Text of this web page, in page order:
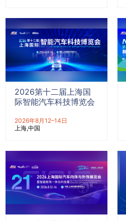
2026第十二届上海国
际智能汽车科技博览会
2026年8月12–14日
上海 中国